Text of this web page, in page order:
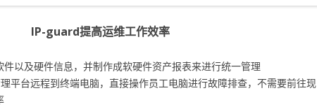
IP-guard提高运维工作效率
件以及硬件信息，并制作成软硬件资产报表来进行统一管理
平台远程到终端电脑，直接操作员工电脑进行故障排查，不需要前往现